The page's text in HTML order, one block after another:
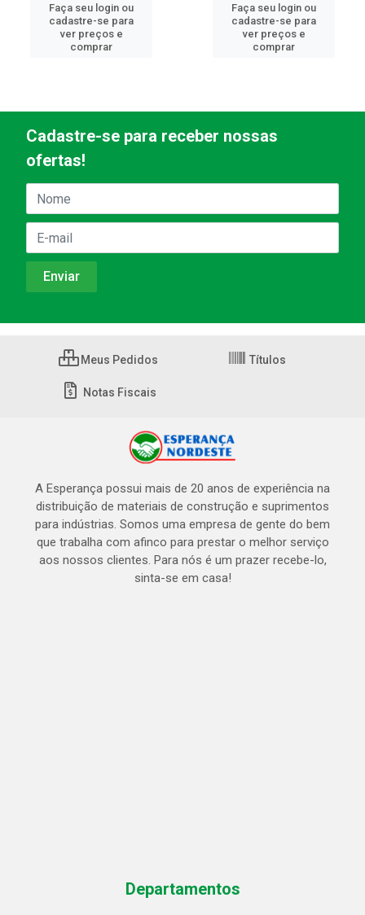
Faça seu login ou
cadastre-se para
ver preços e
comprar
Faça seu login ou
cadastre-se para
ver preços e
comprar
Cadastre-se para receber nossas
ofertas!
Meus Pedidos Títulos
Notas Fiscais
A Esperança possui mais de 20 anos de experiência na
distribuição de materiais de construção e suprimentos
para indústrias. Somos uma empresa de gente do bem
que trabalha com afinco para prestar o melhor serviço
aos nossos clientes. Para nós é um prazer recebe-lo,
sinta-se em casa!
Departamentos